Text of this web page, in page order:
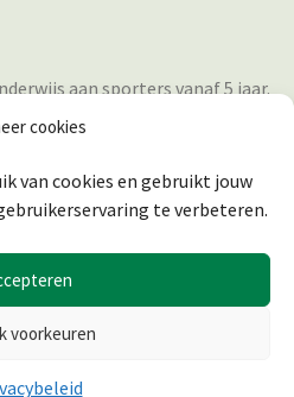
cookies
van cookies en gebruikt jouw
te verbeteren.
voorkeuren
aan sporters vanaf 5 jaar.
wijze in staat is om deel te
& ONDERHOUD: